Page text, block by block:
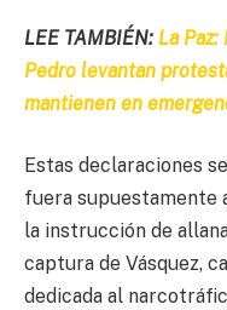
LEE TAMBIÉN: La
Pedro levantan
mantienen en
Estas declaraciones
fuera supuestamente
la instrucción de
captura de Vásquez,
dedicada al